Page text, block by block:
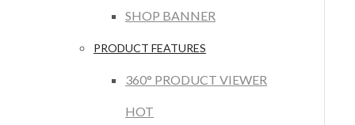
SHOP BANNER
PRODUCT FEATURES
360° PRODUCT VIEWER
HOT